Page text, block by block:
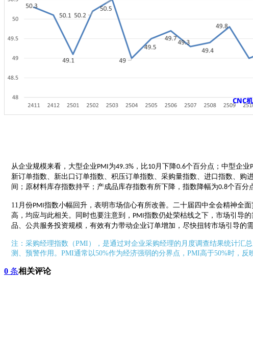
从企业规模来看，大型企业 PMI 为49.3% ，比10 月下降0.6个百分点；中型企业
新订单指数、新出口订单指数、积压订单指数、采购量指数、进口指数、
间；原材料库存指数持平；产成品库存指数有所下降，指数降幅为0.8个百分
11 月份PMI 指数小幅回升，表明市场信心有所改善。二十届四中全会精神全
高，均应与此相关。同时也要注意到， PMI 指数仍处荣枯线之下，市场引导
品、公共服务投资规模，有效有力带动企业订单增加，尽快扭转市场引导的
注：采购经理指数（PMI），是通过对企业采购经理的月度调查结果统计汇
测、预警作用。PMI通常以50%作为经济强弱的分界点，PMI高于50%时，反
0 条相关评论